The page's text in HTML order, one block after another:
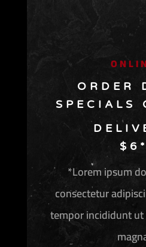
ORDER
SPECIALS
$6*
*Lorem ipsum
consectetur
tempor incididunt